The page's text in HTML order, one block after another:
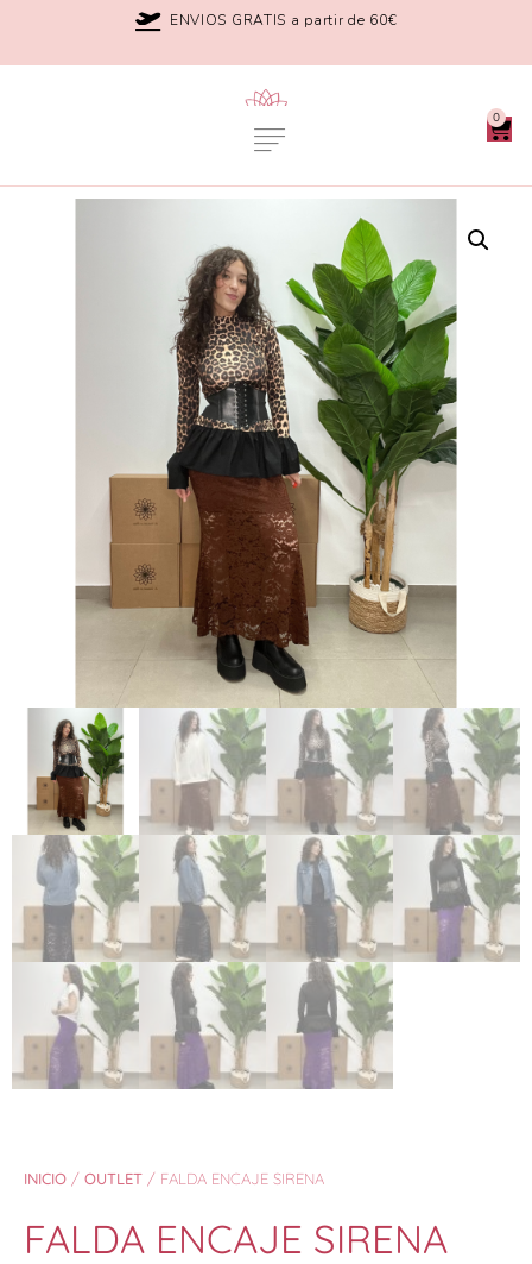
ENVIOS GRATIS a partir de 60€
0
INICIO / OUTLET / FALDA ENCAJE SIRENA
FALDA ENCAJE SIRENA